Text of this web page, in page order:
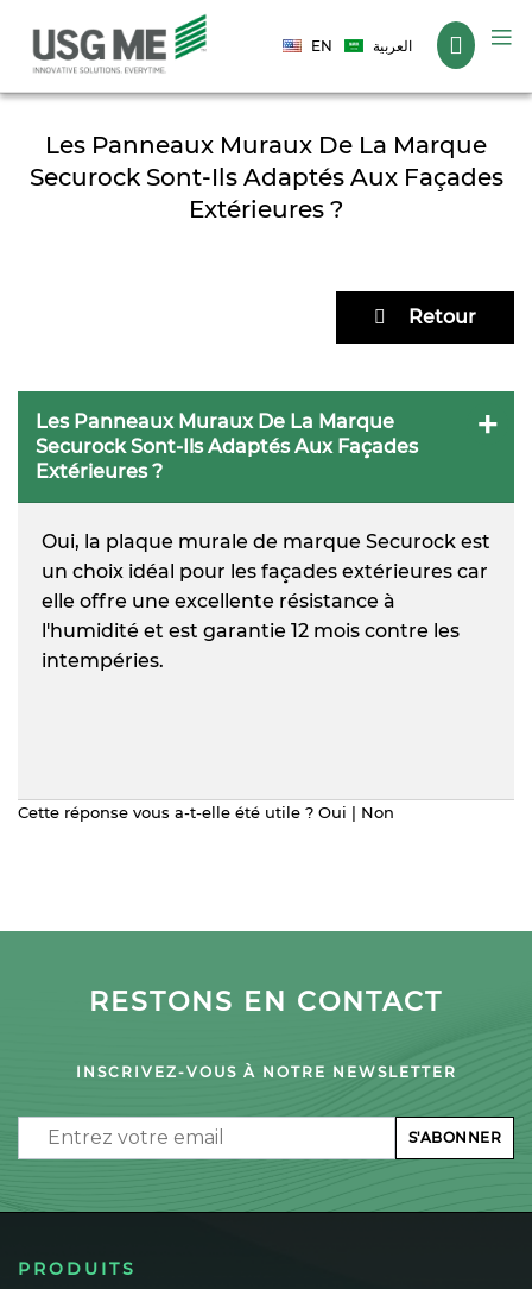
EN العربية
Les Panneaux Muraux De La Marque
Securock Sont-Ils Adaptés Aux Façades
Extérieures ?
Retour
Les Panneaux Muraux De La Marque
Securock Sont-Ils Adaptés Aux Façades
Extérieures ?
Oui, la plaque murale de marque Securock est
un choix idéal pour les façades extérieures car
elle offre une excellente résistance à
l'humidité et est garantie 12 mois contre les
intempéries.
Cette réponse vous a-t-elle été utile ? Oui | Non
RESTONS EN CONTACT
INSCRIVEZ-VOUS À NOTRE NEWSLETTER
Email S'ABONNER
PRODUITS